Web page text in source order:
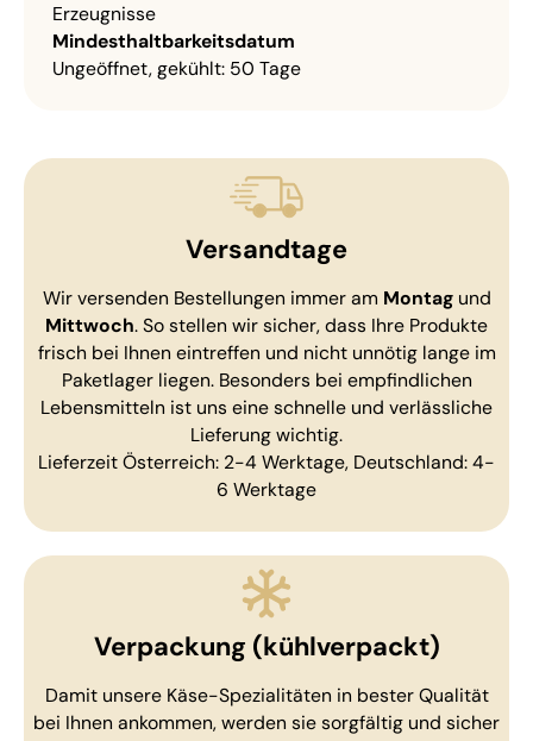
Erzeugnisse
Mindest­haltbarkeits­datum
Ungeöffnet, gekühlt: 50 Tage
Versandtage
Wir versenden Bestellungen immer am Montagund
Mittwoch. So stellen wir sicher, dass Ihre Produkte
frisch bei Ihnen eintreffen und nicht unnötig lange im
Paketlager liegen. Besonders bei empfindlichen
Lebensmitteln ist uns eine schnelle und verlässliche
Lieferung wichtig.
Lieferzeit Österreich: 2-4 Werktage, Deutschland: 4-
6 Werktage
Verpackung (kühlverpackt)
Damit unsere Käse-Spezialitäten in bester Qualität
bei Ihnen ankommen, werden sie sorgfältig und sicher